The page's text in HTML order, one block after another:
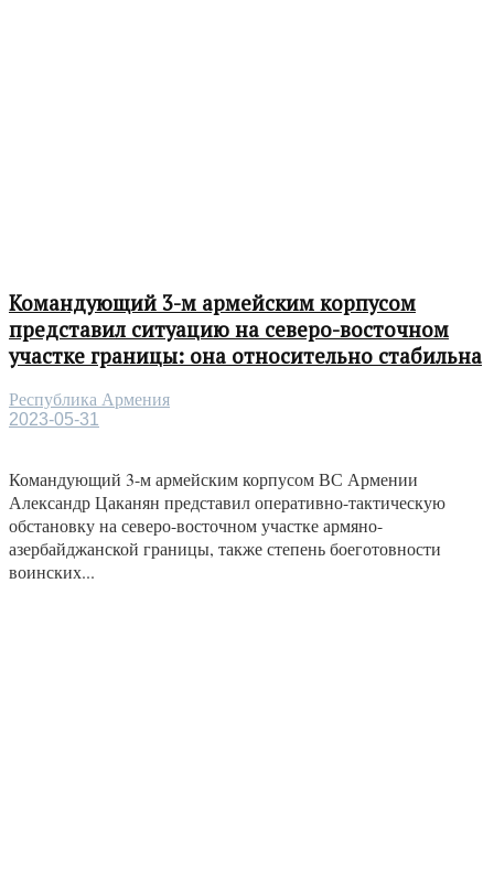
Командующий 3-м армейским корпусом
представил ситуацию на северо-восточном
участке границы: она относительно стабильна
Республика Армения
2023-05-31
Командующий 3-м армейским корпусом ВС Армении
Александр Цаканян представил оперативно-тактическую
обстановку на северо-восточном участке армяно-
азербайджанской границы, также степень боеготовности
воинских...